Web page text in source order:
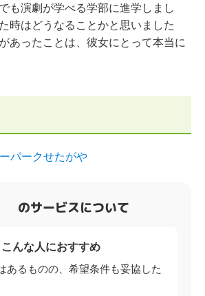
も演劇が学べる学部に進学しまし
時はどうなることかと思いました
あったことは、彼女にとって本当に
パークせたがや
のサービスについて
こんな人におすすめ
あるものの、希望条件も妥協した